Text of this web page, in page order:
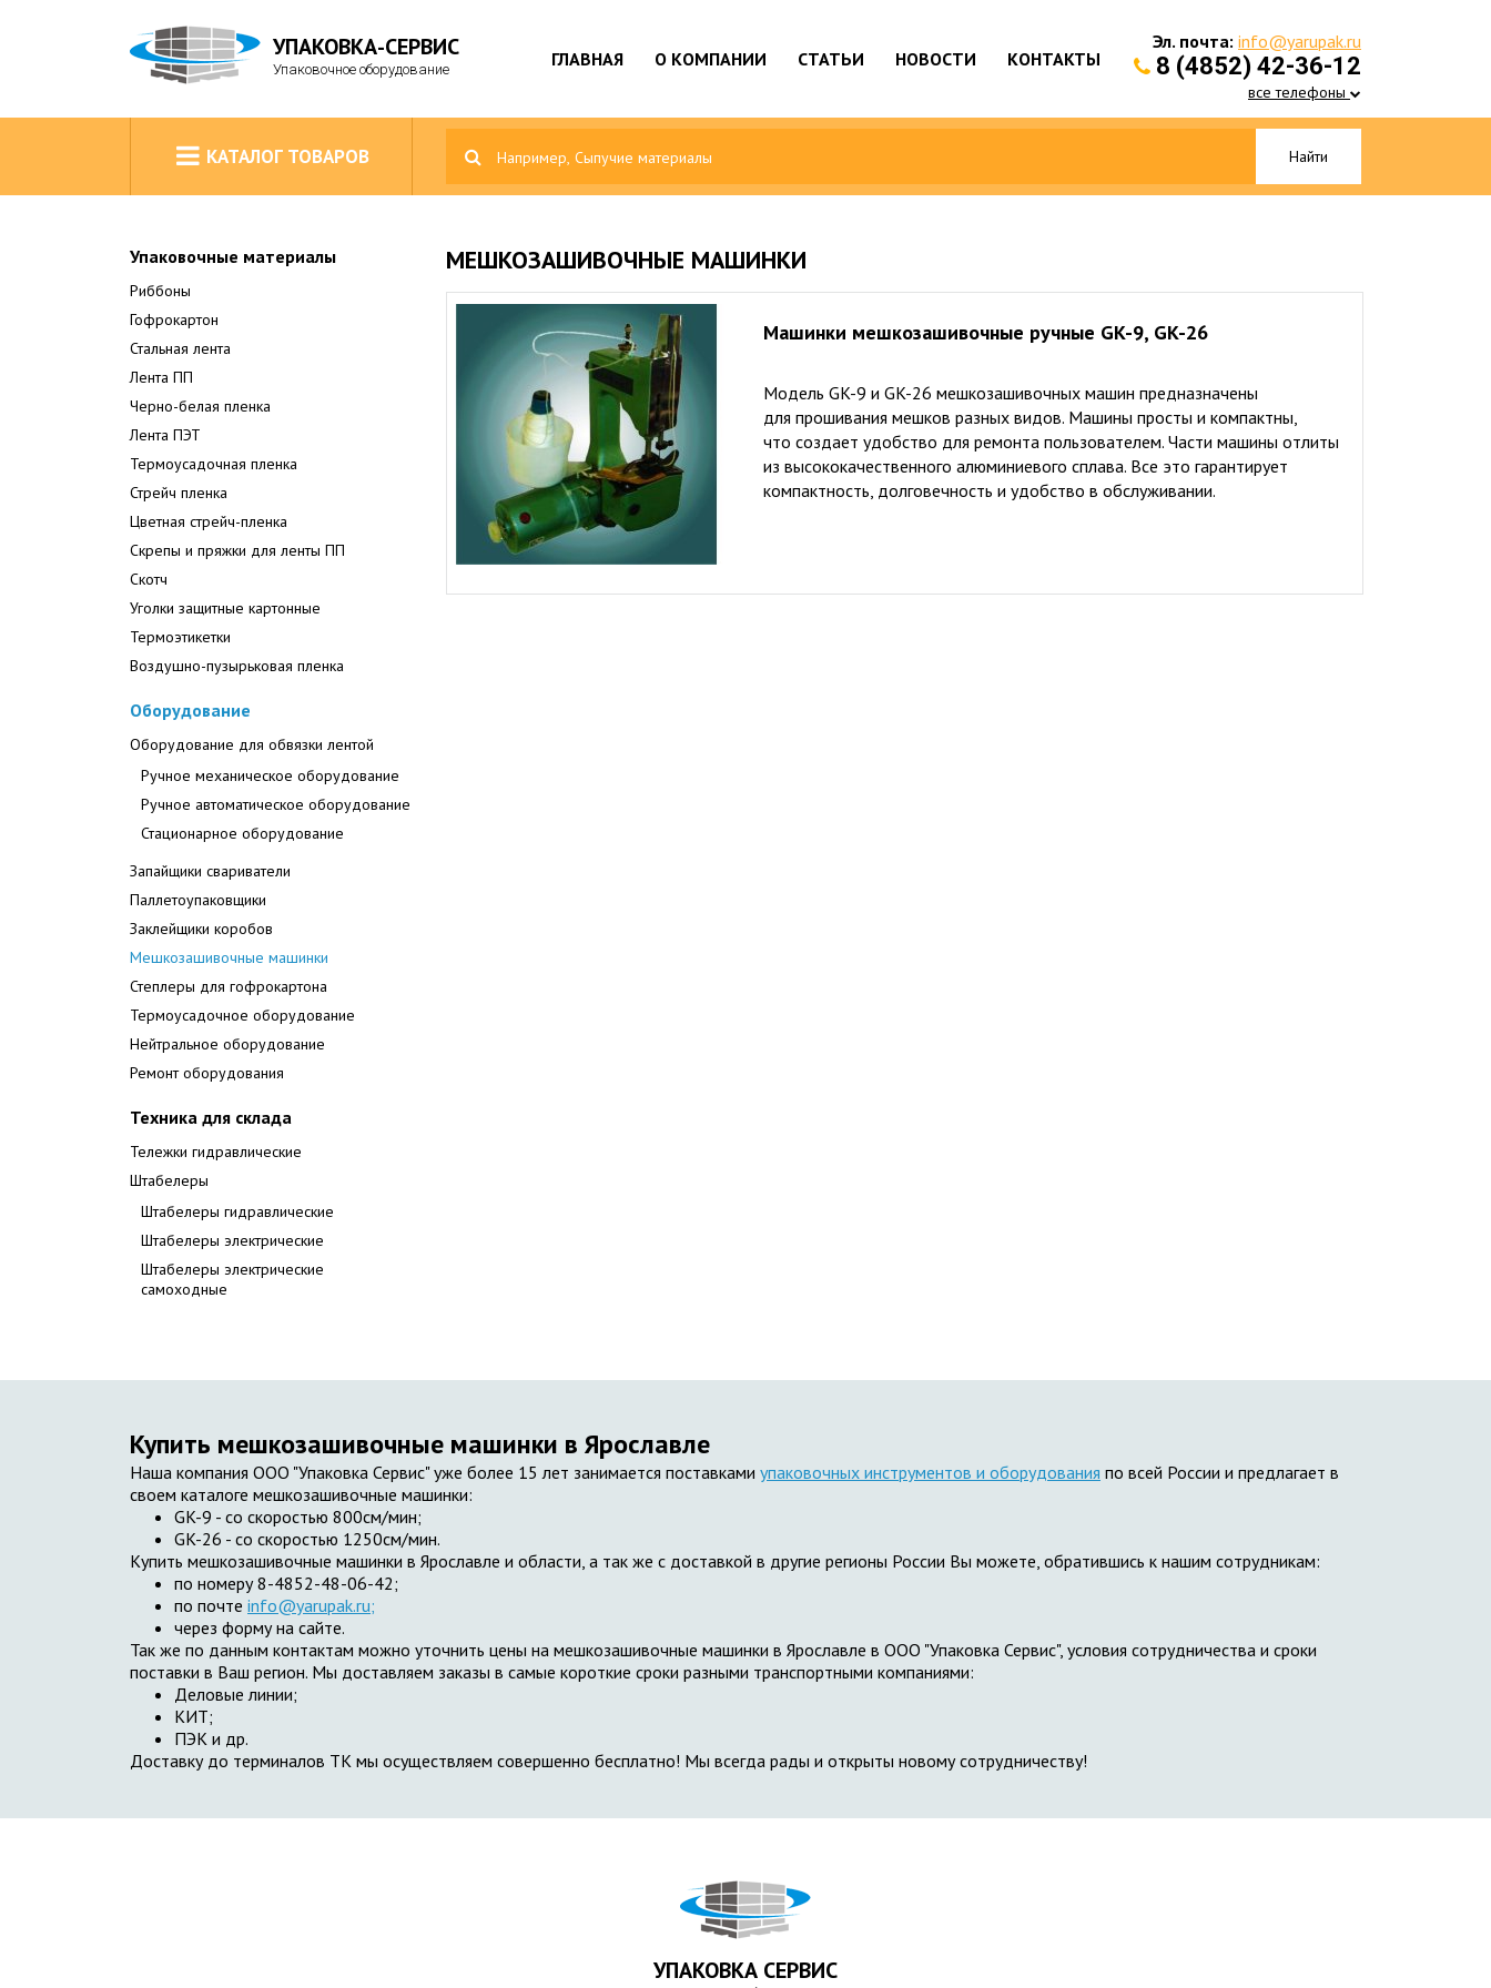
УПАКОВКА-СЕРВИС
Упаковочное оборудование ГЛАВНАЯ О КОМПАНИИ СТАТЬИ НОВОСТИ КОНТАКТЫ
Эл. почта: info@yarupak.ru
8 (4852) 42-36-12
все телефоны
КАТАЛОГ ТОВАРОВ Найти
Упаковочные материалы
Риббоны
Гофрокартон
Стальная лента
Лента ПП
Черно-белая пленка
Лента ПЭТ
Термоусадочная пленка
Стрейч пленка
Цветная стрейч-пленка
Скрепы и пряжки для ленты ПП
Скотч
Уголки защитные картонные
Термоэтикетки
Воздушно-пузырьковая пленка
Оборудование
Оборудование для обвязки лентой
Ручное механическое оборудование
Ручное автоматическое оборудование
Стационарное оборудование
Запайщики свариватели
Паллетоупаковщики
Заклейщики коробов
Мешкозашивочные машинки
Степлеры для гофрокартона
Термоусадочное оборудование
Нейтральное оборудование
Ремонт оборудования
Техника для склада
Тележки гидравлические
Штабелеры
Штабелеры гидравлические
Штабелеры электрические
Штабелеры электрические
самоходные
МЕШКОЗАШИВОЧНЫЕ МАШИНКИ
Машинки мешкозашивочные ручные GK-9, GK-26
Модель GK-9 и GK-26 мешкозашивочных машин предназначены
для прошивания мешков разных видов. Машины просты и компактны,
что создает удобство для ремонта пользователем. Части машины отлиты
из высококачественного алюминиевого сплава. Все это гарантирует
компактность, долговечность и удобство в обслуживании.
Купить мешкозашивочные машинки в Ярославле
Наша компания ООО "Упаковка Сервис" уже более 15 лет занимается поставками упаковочных инструментов и оборудования по всей России и предлагает в
своем каталоге мешкозашивочные машинки:
GK-9 - со скоростью 800см/мин;
GK-26 - со скоростью 1250см/мин.
Купить мешкозашивочные машинки в Ярославле и области, а так же с доставкой в другие регионы России Вы можете, обратившись к нашим сотрудникам:
по номеру 8-4852-48-06-42;
по почте info@yarupak.ru;
через форму на сайте.
Так же по данным контактам можно уточнить цены на мешкозашивочные машинки в Ярославле в ООО "Упаковка Сервис", условия сотрудничества и сроки
поставки в Ваш регион. Мы доставляем заказы в самые короткие сроки разными транспортными компаниями:
Деловые линии;
КИТ;
ПЭК и др.
Доставку до терминалов ТК мы осуществляем совершенно бесплатно! Мы всегда рады и открыты новому сотрудничеству!
УПАКОВКА СЕРВИС